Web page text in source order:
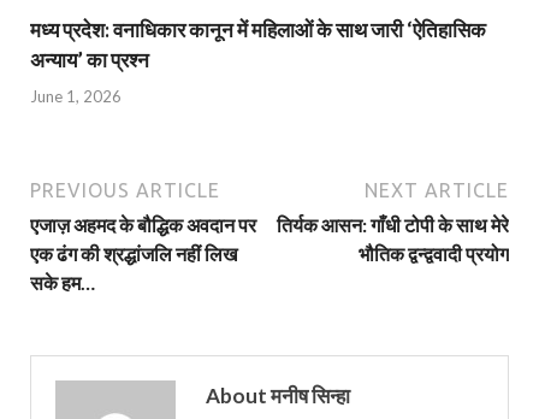
मध्य प्रदेश: वनाधिकार कानून में महिलाओं के साथ जारी ‘ऐतिहासिक
अन्याय’ का प्रश्न
June 1, 2026
PREVIOUS ARTICLE
एजाज़ अहमद के बौद्धिक अवदान पर
एक ढंग की श्रद्धांजलि नहीं लिख
सके हम…
NEXT ARTICLE
तिर्यक आसन: गाँधी टोपी के साथ मेरे
भौतिक द्वन्द्ववादी प्रयोग
About मनीष सिन्हा